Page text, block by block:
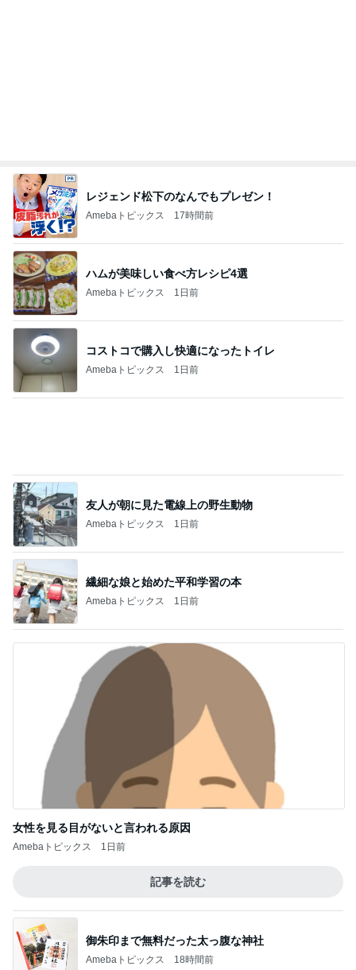
レジェンド松下のなんでもプレゼン！
Amebaトピックス 17時間前
ハムが美味しい食べ方レシピ4選
Amebaトピックス 1日前
コストコで購入し快適になったトイレ
Amebaトピックス 1日前
友人が朝に見た電線上の野生動物
Amebaトピックス 1日前
繊細な娘と始めた平和学習の本
Amebaトピックス 1日前
女性を見る目がないと言われる原因
Amebaトピックス 1日前
記事を読む
御朱印まで無料だった太っ腹な神社
Amebaトピックス 18時間前